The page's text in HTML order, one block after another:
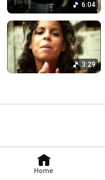
Home
6:04
3:29